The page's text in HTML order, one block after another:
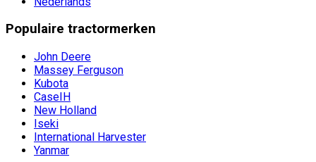
Populaire tractormerken
John Deere
Massey Ferguson
Kubota
CaseIH
New Holland
Iseki
International Harvester
Yanmar